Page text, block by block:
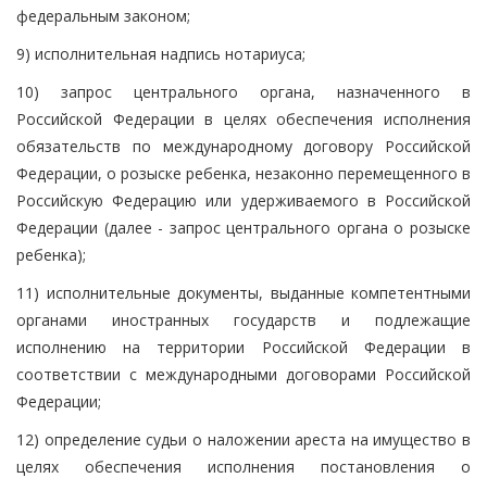
федеральным законом;
9) исполнительная надпись нотариуса;
10) запрос центрального органа, назначенного в
Российской Федерации в целях обеспечения исполнения
обязательств по международному договору Российской
Федерации, о розыске ребенка, незаконно перемещенного в
Российскую Федерацию или удерживаемого в Российской
Федерации (далее - запрос центрального органа о розыске
ребенка);
11) исполнительные документы, выданные компетентными
органами иностранных государств и подлежащие
исполнению на территории Российской Федерации в
соответствии с международными договорами Российской
Федерации;
12) определение судьи о наложении ареста на имущество в
целях обеспечения исполнения постановления о